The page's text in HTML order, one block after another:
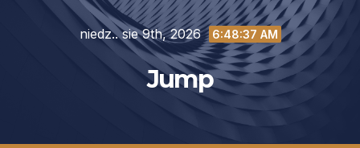
niedz.. sie 9th, 2026 6:48:38 AM
Jump